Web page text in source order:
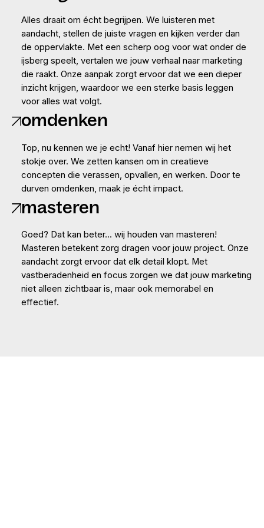
Alles draait om écht begrijpen. We luisteren met
aandacht, stellen de juiste vragen en kijken verder dan
de oppervlakte. Met een scherp oog voor wat onder de
ijsberg speelt, vertalen we jouw verhaal naar marketing
die raakt. Onze aanpak zorgt ervoor dat we een dieper
inzicht krijgen, waardoor we een sterke basis leggen
voor alles wat volgt.
omdenken
Top, nu kennen we je echt! Vanaf hier nemen wij het
stokje over. We zetten kansen om in creatieve
concepten die verassen, opvallen, en werken. Door te
durven omdenken, maak je écht impact.
masteren
Goed? Dat kan beter... wij houden van masteren!
Masteren betekent zorg dragen voor jouw project. Onze
aandacht zorgt ervoor dat elk detail klopt. Met
vastberadenheid en focus zorgen we dat jouw marketing
niet alleen zichtbaar is, maar ook memorabel en
effectief.